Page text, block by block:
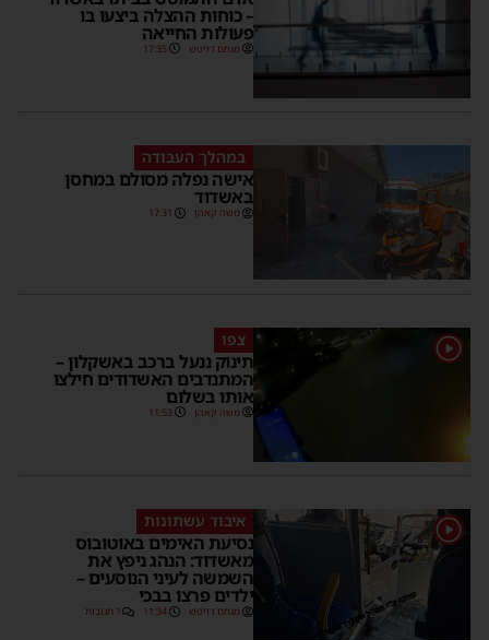
– כוחות ההצלה ביצעו בו
פעולות החייאה
מנחם דויטש 17:35
במהלך העבודה
אישה נפלה מסולם במחסן
באשדוד
משה קאהן 17:31
1 צפו
תינוק ננעל ברכב באשקלון –
המתנדבים האשדודים חילצו
אותו בשלום
משה קאהן 11:53
1 איבוד עשתונות
נסיעת האימים באוטובוס
מאשדוד: הנהג ניפץ את
השמשה לעיני הנוסעים –
ילדים פרצו בבכי
מנחם דויטש 11:34 1 תגובות